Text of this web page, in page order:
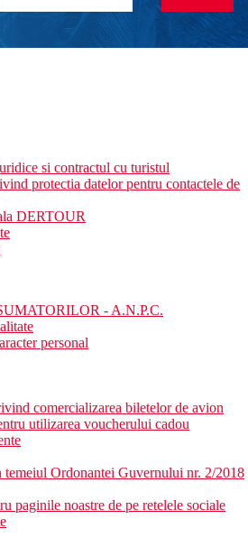
si contractul cu turistul
protectia datelor pentru contactele de
DERTOUR
- A.N.P.C.
personal
comercializarea biletelor de avion
utilizarea voucherului cadou
Ordonantei Guvernului nr. 2/2018
paginile noastre de pe retelele sociale